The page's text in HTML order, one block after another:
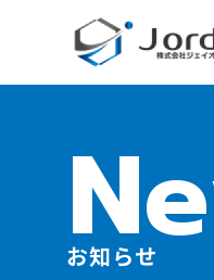
お知らせ